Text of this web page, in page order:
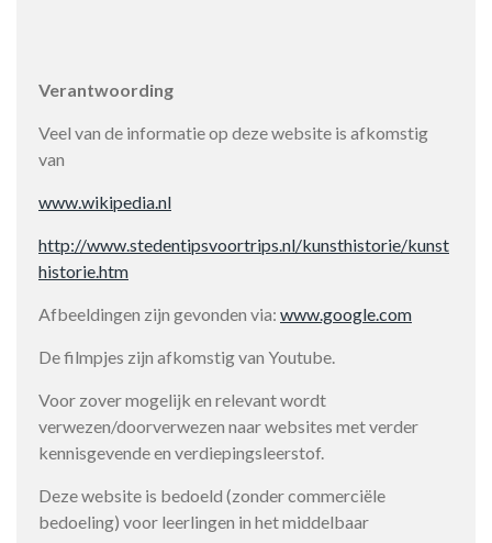
Verantwoording
Veel van de informatie op deze website is afkomstig
van
www.wikipedia.nl
http://www.stedentipsvoortrips.nl/kunsthistorie/kunst
historie.htm
Afbeeldingen zijn gevonden via: www.google.com
De filmpjes zijn afkomstig van Youtube.
Voor zover mogelijk en relevant wordt
verwezen/doorverwezen naar websites met verder
kennisgevende en verdiepingsleerstof.
Deze website is bedoeld (zonder commerciële
bedoeling) voor leerlingen in het middelbaar